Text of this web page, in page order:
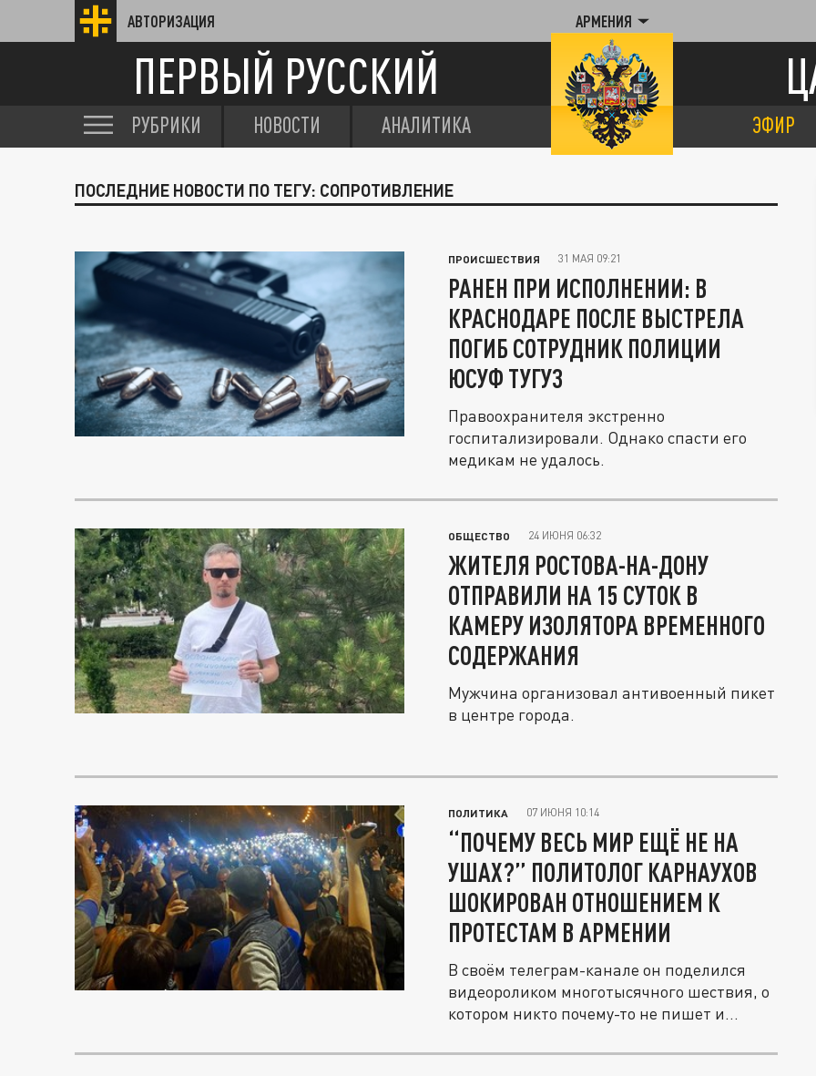
АВТОРИЗАЦИЯ АРМЕНИЯ
ПЕРВЫЙ РУССКИЙ
РУБРИКИ НОВОСТИ АНАЛИТИКА ЭФИР
ПОСЛЕДНИЕ НОВОСТИ ПО ТЕГУ: СОПРОТИВЛЕНИЕ
ПРОИСШЕСТВИЯ 31 МАЯ 09:21
РАНЕН ПРИ ИСПОЛНЕНИИ: В
КРАСНОДАРЕ ПОСЛЕ ВЫСТРЕЛА
ПОГИБ СОТРУДНИК ПОЛИЦИИ
ЮСУФ ТУГУЗ
Правоохранителя экстренно
госпитализировали. Однако спасти его
медикам не удалось.
ОБЩЕСТВО 24 ИЮНЯ 06:32
ЖИТЕЛЯ РОСТОВА-НА-ДОНУ
ОТПРАВИЛИ НА 15 СУТОК В
КАМЕРУ ИЗОЛЯТОРА ВРЕМЕННОГО
СОДЕРЖАНИЯ
Мужчина организовал антивоенный пикет
в центре города.
ПОЛИТИКА 07 ИЮНЯ 10:14
“ПОЧЕМУ ВЕСЬ МИР ЕЩЁ НЕ НА
УШАХ?” ПОЛИТОЛОГ КАРНАУХОВ
ШОКИРОВАН ОТНОШЕНИЕМ К
ПРОТЕСТАМ В АРМЕНИИ
В своём телеграм-канале он поделился
видеороликом многотысячного шествия, о
котором никто почему-то не пишет и...